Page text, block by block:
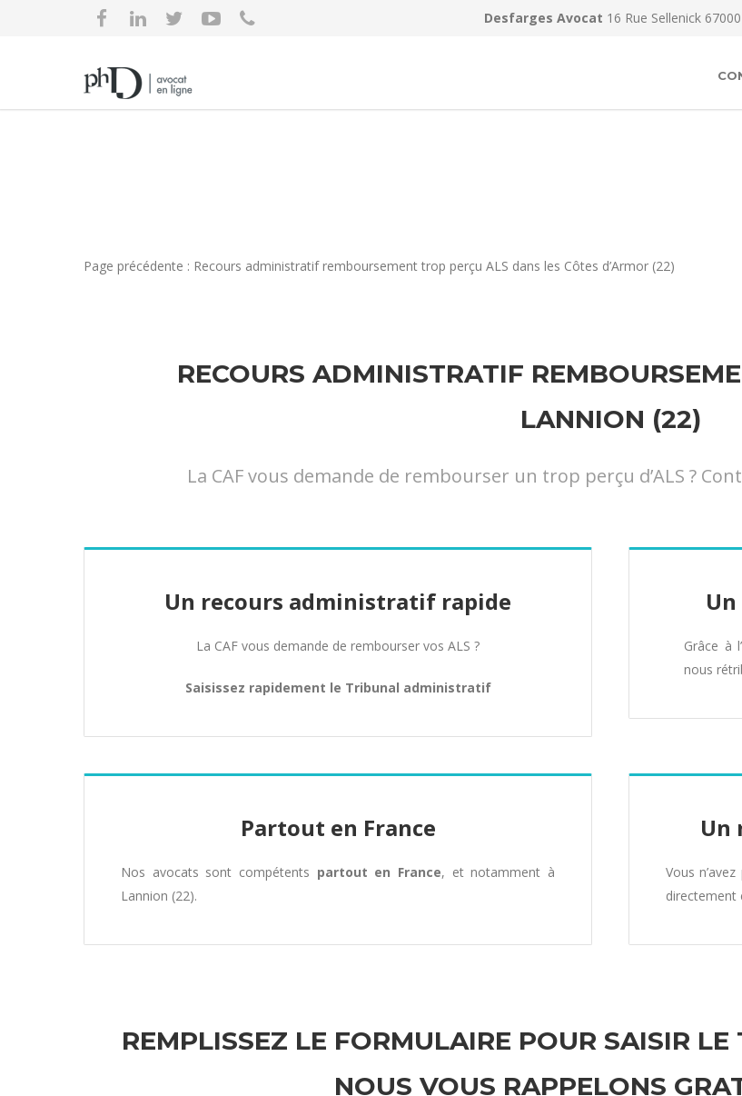
Desfarges Avocat 16 Rue Sellenick
Page précédente : Recours administratif remboursement trop perçu ALS dans les Côtes d’Armor (22)
RECOURS ADMINISTRATIF
LANNION (22)
La CAF vous demande de rembourser un trop perçu d’ALS ?
Un recours administratif rapide
La CAF vous demande de rembourser vos ALS ?
Saisissez rapidement le Tribunal administratif
Grâce à
nous
Partout en France
Nos avocats sont compétents partout en France, et notamment à
Lannion (22).
Un
Vous
directement
REMPLISSEZ LE FORMULAIRE POUR SAISIR
NOUS VOUS RAPPELONS